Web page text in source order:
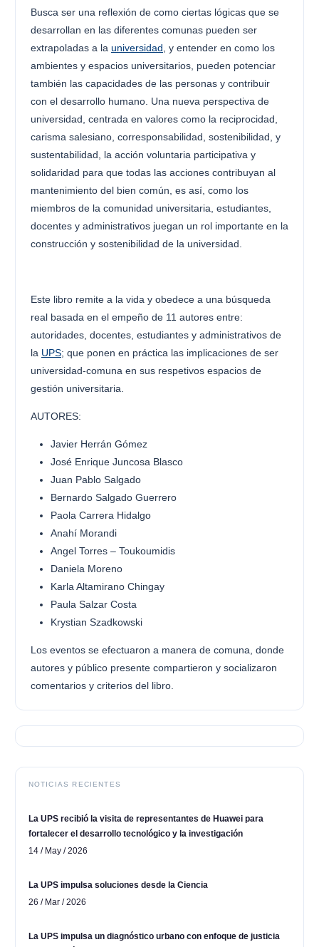
Busca ser una reflexión de como ciertas lógicas que se
desarrollan en las diferentes comunas pueden ser
extrapoladas a la universidad, y entender en como los
ambientes y espacios universitarios, pueden potenciar
también las capacidades de las personas y contribuir
con el desarrollo humano. Una nueva perspectiva de
universidad, centrada en valores como la reciprocidad,
carisma salesiano, corresponsabilidad, sostenibilidad, y
sustentabilidad, la acción voluntaria participativa y
solidaridad para que todas las acciones contribuyan al
mantenimiento del bien común, es así, como los
miembros de la comunidad universitaria, estudiantes,
docentes y administrativos juegan un rol importante en la
construcción y sostenibilidad de la universidad.
Este libro remite a la vida y obedece a una búsqueda
real basada en el empeño de 11 autores entre:
autoridades, docentes, estudiantes y administrativos de
la UPS; que ponen en práctica las implicaciones de ser
universidad-comuna en sus respetivos espacios de
gestión universitaria.
AUTORES:
Javier Herrán Gómez
José Enrique Juncosa Blasco
Juan Pablo Salgado
Bernardo Salgado Guerrero
Paola Carrera Hidalgo
Anahí Morandi
Angel Torres – Toukoumidis
Daniela Moreno
Karla Altamirano Chingay
Paula Salzar Costa
Krystian Szadkowski
Los eventos se efectuaron a manera de comuna, donde
autores y público presente compartieron y socializaron
comentarios y criterios del libro.
NOTICIAS RECIENTES
La UPS recibió la visita de representantes de Huawei para
fortalecer el desarrollo tecnológico y la investigación
14 / May / 2026
La UPS impulsa soluciones desde la Ciencia
26 / Mar / 2026
La UPS impulsa un diagnóstico urbano con enfoque de justicia